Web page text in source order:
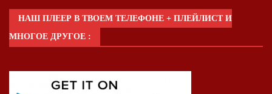
НАШ ПЛЕЕР В ТВОЕМ ТЕЛЕФОНЕ + ПЛЕЙЛИСТ И
МНОГОЕ ДРУГОЕ :